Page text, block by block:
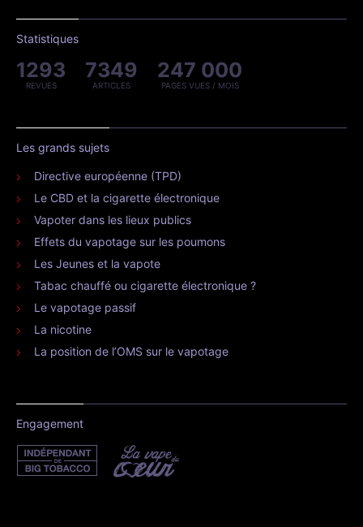
Statistiques
1293
REVUES
7349
ARTICLES
247 000
PAGES VUES / MOIS
Les grands sujets
Directive européenne (TPD)
Le CBD et la cigarette électronique
Vapoter dans les lieux publics
Effets du vapotage sur les poumons
Les Jeunes et la vapote
Tabac chauffé ou cigarette électronique ?
Le vapotage passif
La nicotine
La position de l’OMS sur le vapotage
Engagement